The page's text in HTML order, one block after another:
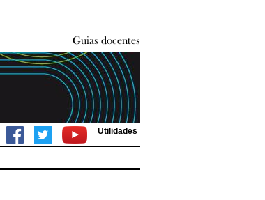
Utilidades